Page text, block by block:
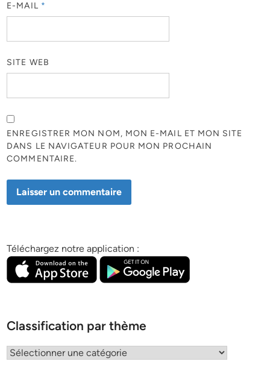
E-MAIL *
SITE WEB
ENREGISTRER MON NOM, MON E-MAIL ET MON SITE
DANS LE NAVIGATEUR POUR MON PROCHAIN
COMMENTAIRE.
Téléchargez notre application :
Classification par thème
Classification